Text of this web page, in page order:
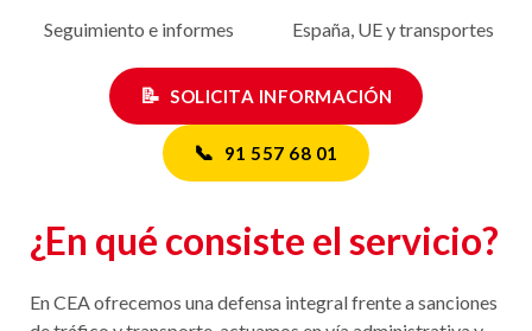
Evita recargos y embargos
Asesoramiento jurídico
📝 SOLICITA INFORMACIÓN
📞 91 557 68 01
¿En qué consiste el servicio?